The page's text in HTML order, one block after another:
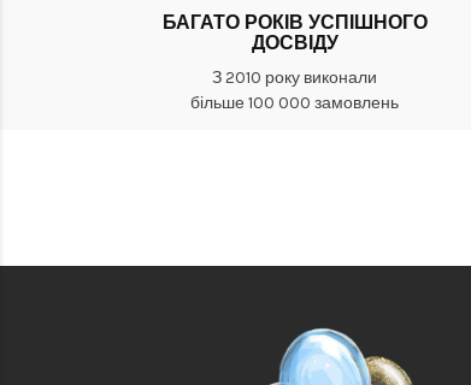
БАГАТО РОКІВ УСПІШНОГО
ДОСВІДУ
З 2010 року виконали
більше 100 000 замовлень